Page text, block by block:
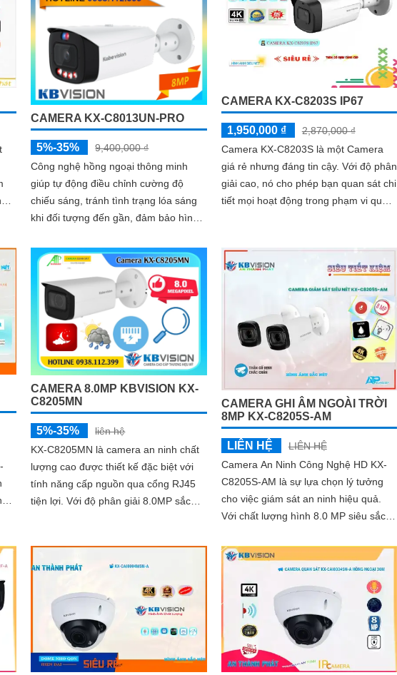
CAMERA KX-C8013UN-PRO
5%-35%
9,400,000 ₫
Công nghệ hồng ngoại thông minh
giúp tự động điều chỉnh cường độ
chiếu sáng, tránh tình trạng lóa sáng
khi đối tượng đến gần, đảm bảo hình
đó, công nghệ giảm nhiễu 3DNR và
chống ngược sáng DWDR giúp
camera tái tạo màu sắc chính xác và
rõ ràng trong mọi điều kiện ánh sáng
phức tạp như ngược sáng mạnh hay
thiếu sáng
CAMERA KX-C8203S IP67
1,950,000 ₫
2,870,000 ₫
Camera KX-C8203S là một Camera
giá rẻ nhưng đáng tin cậy. Với độ phân
giải cao, nó cho phép bạn quan sát chi
tiết mọi hoạt động trong phạm vi quan
CAMERA 8.0MP KBVISION KX-
C8205MN
5%-35%
liên hệ
KX-C8205MN là camera an ninh chất
lượng cao được thiết kế đặc biệt với
tính năng cấp nguồn qua cổng RJ45
tiện lợi. Với độ phân giải 8.0MP sắc
CAMERA GHI ÂM NGOÀI TRỜI
8MP KX-C8205S-AM
LIÊN HỆ
LIÊN HỆ
Camera An Ninh Công Nghệ HD KX-
C8205S-AM là sự lựa chọn lý tưởng
cho việc giám sát an ninh hiệu quả.
Với chất lượng hình 8.0 MP siêu sắc
tin...